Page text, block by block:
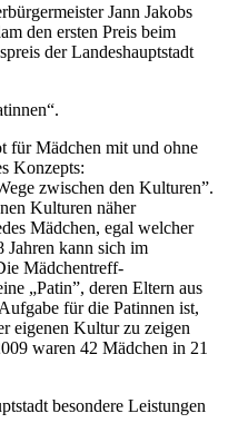
Jann Jakobs
den ersten Preis beim
der Landeshauptstadt
für Mädchen mit und ohne
Konzepts:
zwischen den Kulturen”.
Kulturen näher
Mädchen, egal welcher
kann sich im
Mädchentreff-
„Patin”, deren Eltern aus
für die Patinnen ist,
eigenen Kultur zu zeigen
waren 42 Mädchen in 21
besondere Leistungen